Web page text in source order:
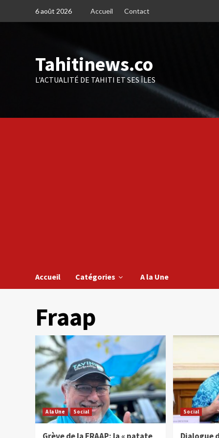
6 août 2026 Accueil Contact
Tahitinews.co
L'ACTUALITÉ DE TAHITI ET SES ÎLES
Accueil Catégories A la Une
Fraap
A la Une Social Social